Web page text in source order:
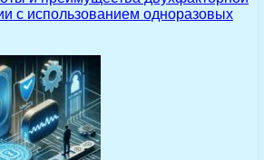
с использованием одноразовых